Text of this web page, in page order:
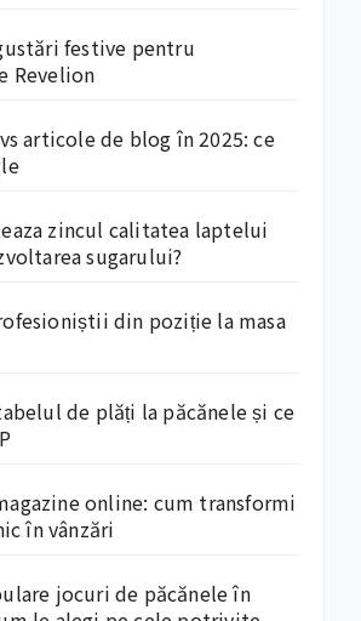
festive pentru
Revelion
articole de blog în 2025: ce
zincul calitatea laptelui
sugarului?
din poziție la masa
de plăți la păcănele și ce
online: cum transformi
în vânzări
jocuri de păcănele în